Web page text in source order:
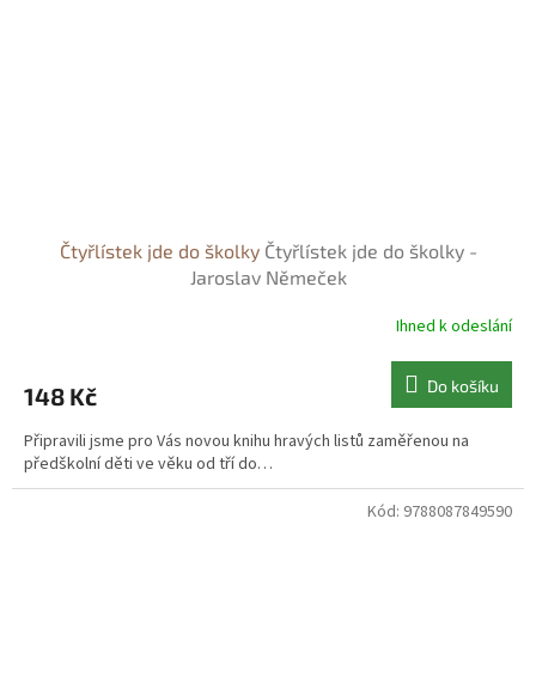
Čtyřlístek jde do školky Čtyřlístek jde do školky -
Jaroslav Němeček
Ihned k odeslání
148 Kč Do košíku
Připravili jsme pro Vás novou knihu hravých listů zaměřenou na
předškolní děti ve věku od tří do…
Kód: 9788087849590